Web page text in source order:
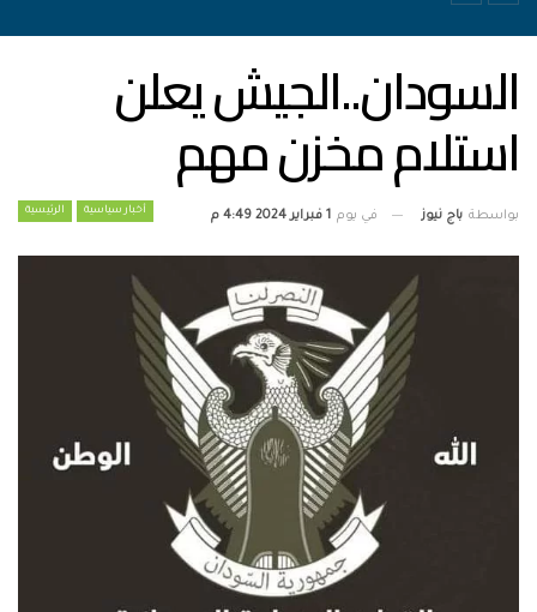
السودان..الجيش يعلن
استلام مخزن مهم
أخبار سياسية الرئيسية بواسطة باج نيوز في يوم 1 فبراير 2024 4:49 م